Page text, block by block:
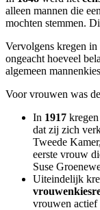
alleen mannen die
mochten stemmen.
Vervolgens kregen in
ongeacht hoeveel
algemeen
Voor vrouwen was
In 1917
dat zij zich
Tweede
eerste vrouw
Suse
Uiteindelijk
vrouwen actief